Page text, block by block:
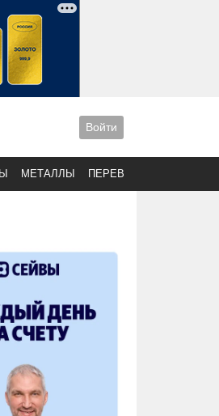
Войти
МЕТАЛЛЫ ПЕРЕВОДЫ